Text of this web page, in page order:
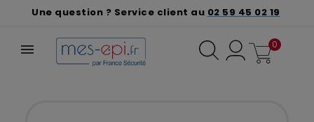
Une question ? Service client au 02 59 45 02 19
0